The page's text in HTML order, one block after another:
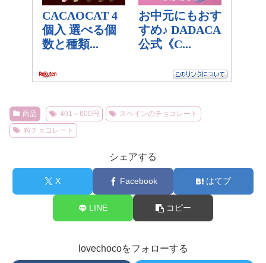
商品 401～600円
スペインのチョコレート
粒チョコレート
シェアする
X Facebook はてブ
LINE コピー
lovechocoをフォローする